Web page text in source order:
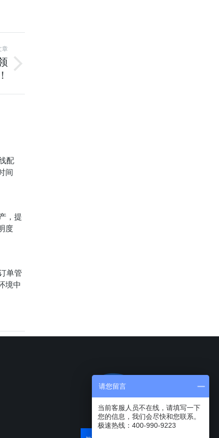
章
配
间
，提
度
单管
境中
请您留言
当前客服人员不在线，请填写一下
您的信息，我们会尽快和您联系。
极速热线：400-990-9223